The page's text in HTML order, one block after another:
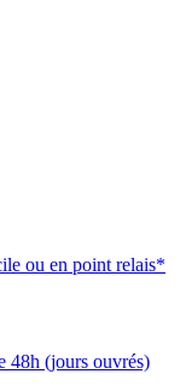
ou en point relais*
48h (jours ouvrés)